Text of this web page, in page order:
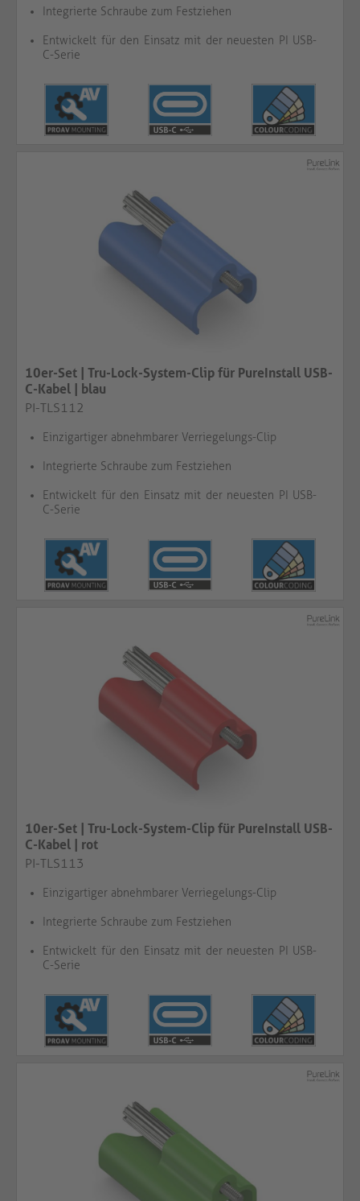
Integrierte Schraube zum Festziehen
Entwickelt für den Einsatz mit der neuesten PI USB-
C-Serie
10er-Set | Tru-Lock-System-Clip für PureInstall USB-
C-Kabel | blau​​​​​​​
PI-TLS112
Einzigartiger abnehmbarer Verriegelungs-Clip
Integrierte Schraube zum Festziehen
Entwickelt für den Einsatz mit der neuesten PI USB-
C-Serie
10er-Set | Tru-Lock-System-Clip für PureInstall USB-
C-Kabel | rot​​​​​​​
PI-TLS113
Einzigartiger abnehmbarer Verriegelungs-Clip
Integrierte Schraube zum Festziehen
Entwickelt für den Einsatz mit der neuesten PI USB-
C-Serie